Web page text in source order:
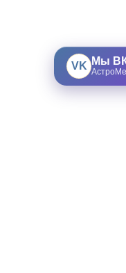
VK Мы